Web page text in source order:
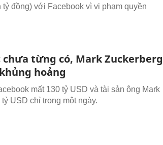
đồng) với Facebook vì vi phạm quyền
chưa từng có, Mark Zuckerberg
hoảng
mất 130 tỷ USD và tài sản ông Mark
USD chỉ trong một ngày.